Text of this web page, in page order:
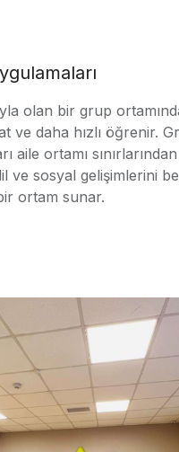
olan bir grup
ve daha hızlı öğrenir.
aile ortamı sınırlarından
ve sosyal gelişimlerini
ortam sunar.